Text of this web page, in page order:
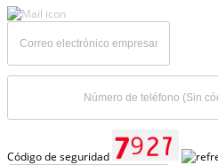
Código de seguridad